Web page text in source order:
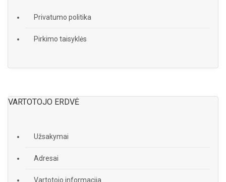
Privatumo politika
Pirkimo taisyklės
VARTOTOJO ERDVĖ
Užsakymai
Adresai
Vartotojo informacija